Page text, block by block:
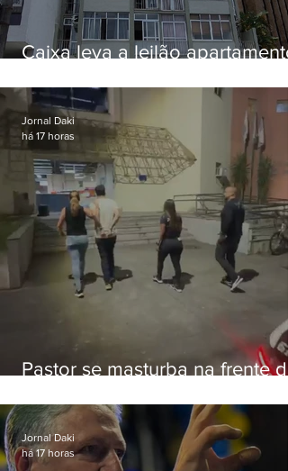
Caixa leva a leilão apartamento
Botafogo
Pastor se masturba na frente de
Jornal Daki
há 17 horas
Jornal Daki
há 17 horas